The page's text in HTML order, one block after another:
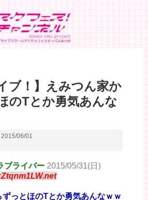
ブ！】えみつん家か
のTとか勇気あんな
06/01
ブライバー 2015/05/31(日)
ずっとほのTとか勇気あんなｗｗ